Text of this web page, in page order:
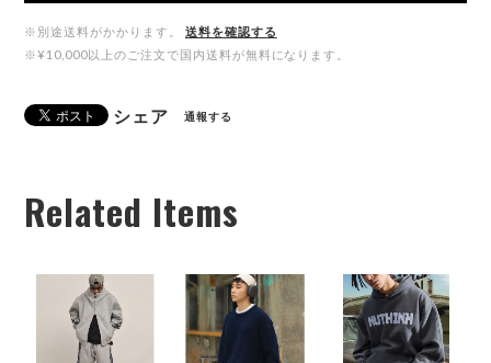
※別途送料がかかります。
送料を確認する
※¥10,000以上のご注文で国内送料が無料になります。
シェア 通報する
Related Items